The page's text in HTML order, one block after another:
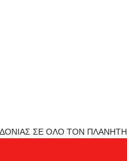
ΣΕ ΟΛΟ ΤΟΝ ΠΛΑΝΗΤΗ